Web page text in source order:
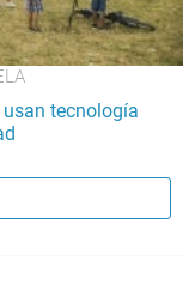
tecnología